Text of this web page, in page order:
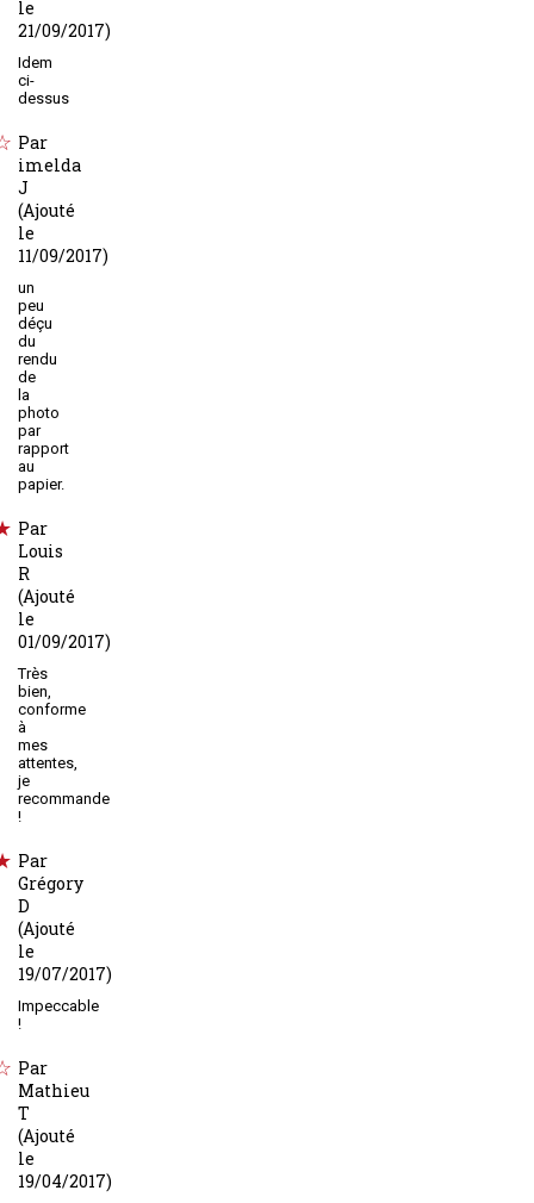
le
21/09/2017)
Idem
ci-
dessus
Par
imelda
J
(Ajouté
le
11/09/2017)
un
peu
déçu
du
rendu
de
la
photo
par
rapport
au
papier.
Par
Louis
R
(Ajouté
le
01/09/2017)
Très
bien,
conforme
à
mes
attentes,
je
recommande
!
Par
Grégory
D
(Ajouté
le
19/07/2017)
Impeccable
!
Par
Mathieu
T
(Ajouté
le
19/04/2017)